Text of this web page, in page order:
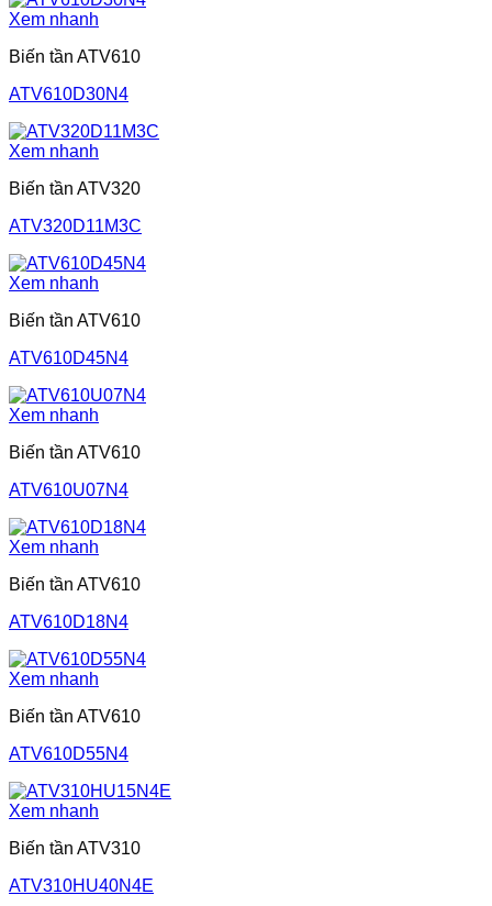
Xem nhanh
Biến tần ATV610
ATV610D30N4
Xem nhanh
Biến tần ATV320
ATV320D11M3C
Xem nhanh
Biến tần ATV610
ATV610D45N4
Xem nhanh
Biến tần ATV610
ATV610U07N4
Xem nhanh
Biến tần ATV610
ATV610D18N4
Xem nhanh
Biến tần ATV610
ATV610D55N4
Xem nhanh
Biến tần ATV310
ATV310HU40N4E